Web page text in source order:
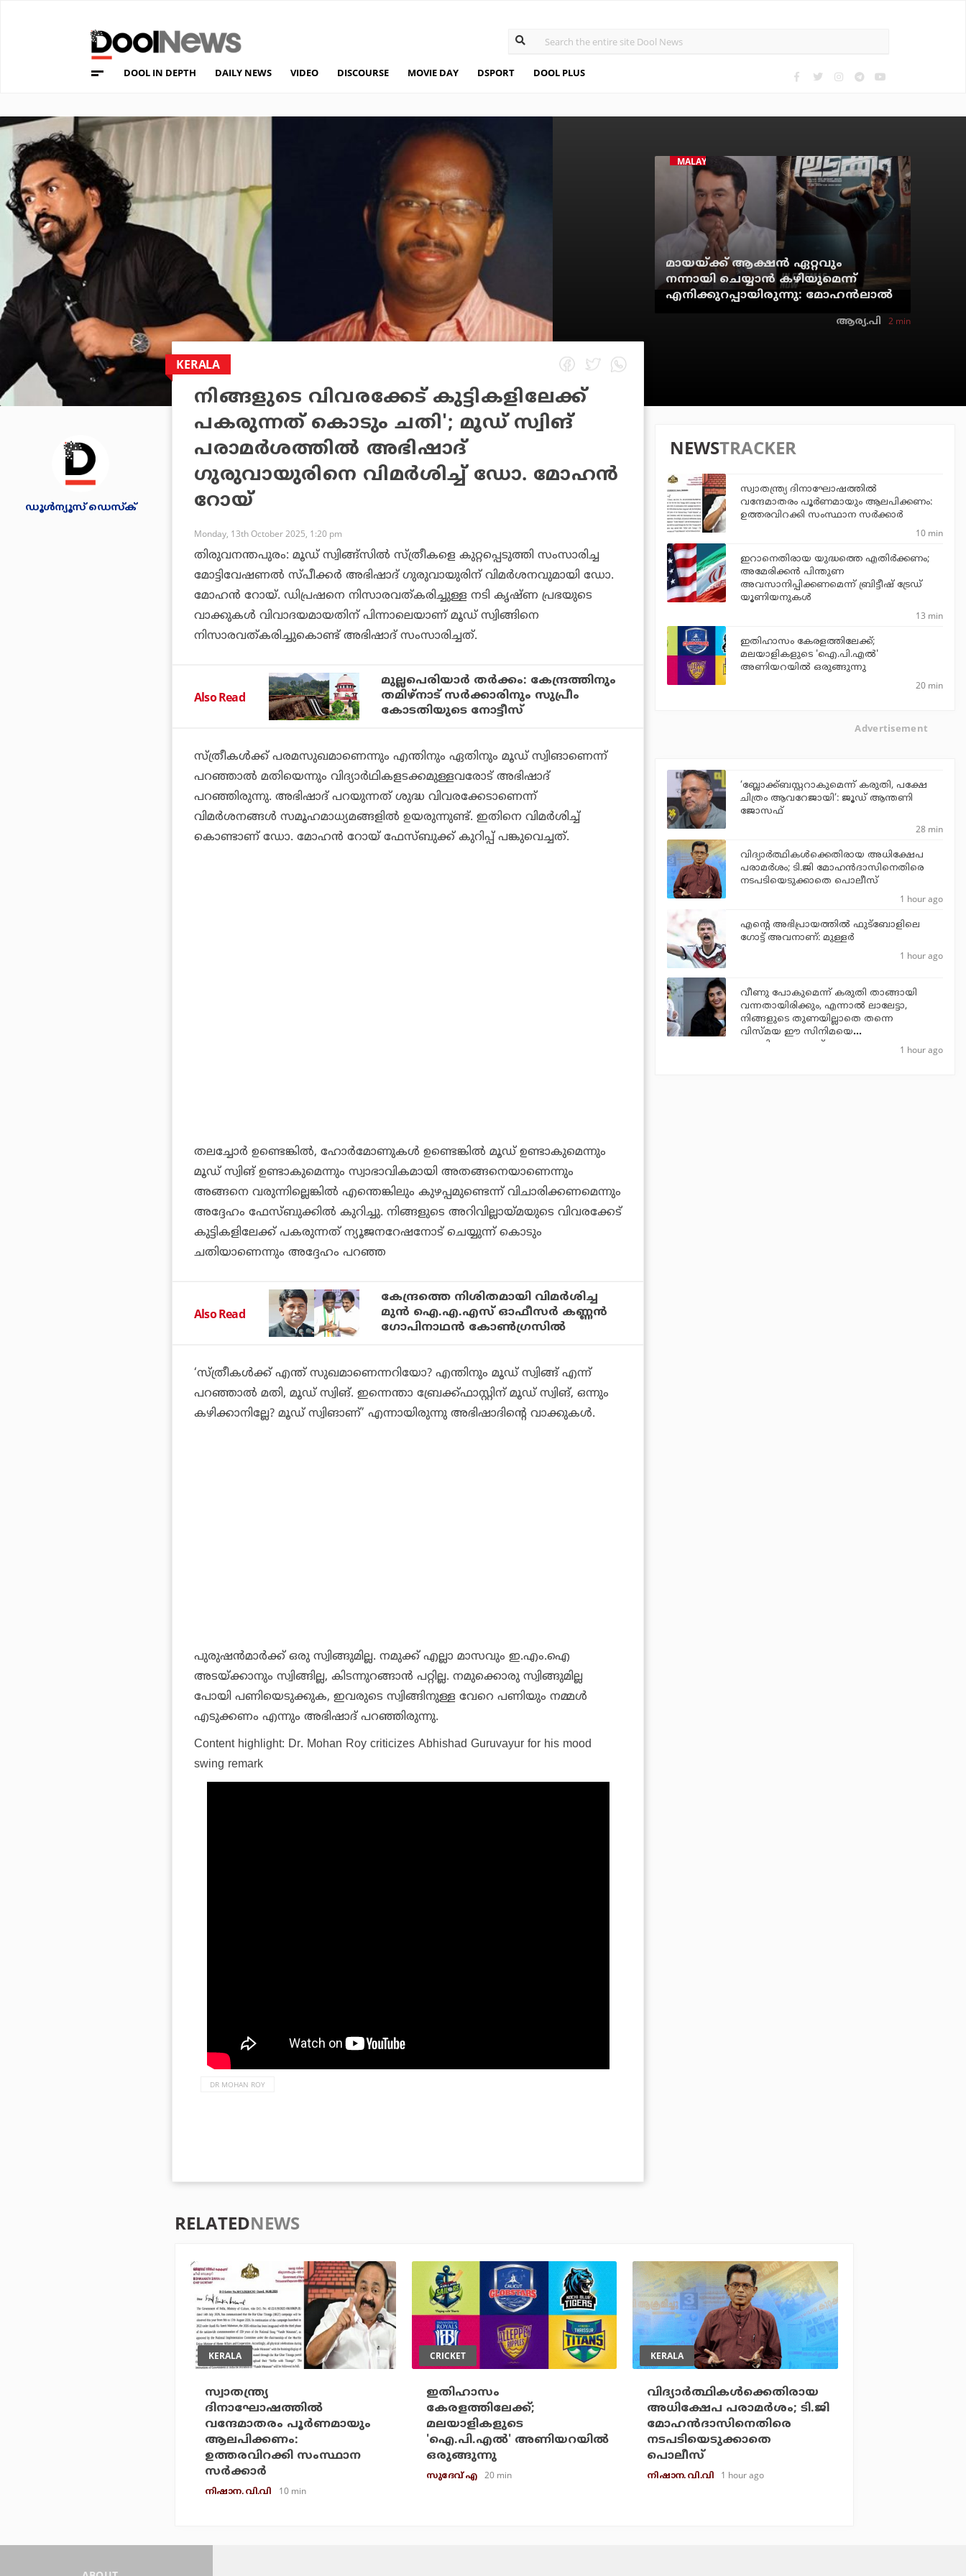
DOOL IN DEPTH DAILY NEWS VIDEO DISCOURSE MOVIE DAY DSPORT DOOL PLUS
MALAYALAM CINEMA
മായയ്ക്ക് ആക്ഷന്‍ ഏറ്റവും
നന്നായി ചെയ്യാന്‍ കഴിയുമെന്ന്
എനിക്കുറപ്പായിരുന്നു: മോഹന്‍ലാല്‍
ആര്യ.പി 2 min
ഡൂള്‍ന്യൂസ് ഡെസ്‌ക്
KERALA
നിങ്ങളുടെ വിവരക്കേട് കുട്ടികളിലേക്ക്
പകരുന്നത് കൊടും ചതി'; മൂഡ് സ്വിങ്
പരാമര്‍ശത്തില്‍ അഭിഷാദ്
ഗുരുവായുരിനെ വിമര്‍ശിച്ച് ഡോ. മോഹന്‍
റോയ്
Monday, 13th October 2025, 1:20 pm
തിരുവനന്തപുരം: മൂഡ് സ്വിങ്ങ്‌സില്‍ സ്ത്രീകളെ കുറ്റപ്പെടുത്തി സംസാരിച്ച
മോട്ടിവേഷണല്‍ സ്പീക്കര്‍ അഭിഷാദ് ഗുരുവായുരിന് വിമര്‍ശനവുമായി ഡോ.
മോഹന്‍ റോയ്. ഡിപ്രഷനെ നിസാരവത്കരിച്ചുള്ള നടി കൃഷ്ണ പ്രഭയുടെ
വാക്കുകള്‍ വിവാദയമായതിന് പിന്നാലെയാണ് മൂഡ് സ്വിങ്ങിനെ
നിസാരവത്കരിച്ചുകൊണ്ട് അഭിഷാദ് സംസാരിച്ചത്.
Also Read
മുല്ലപെരിയാര്‍ തര്‍ക്കം: കേന്ദ്രത്തിനും
തമിഴ്‌നാട് സര്‍ക്കാരിനും സുപ്രീം
കോടതിയുടെ നോട്ടീസ്
സ്ത്രീകള്‍ക്ക് പരമസുഖമാണെന്നും എന്തിനും ഏതിനും മൂഡ് സ്വിങാണെന്ന്
പറഞ്ഞാല്‍ മതിയെന്നും വിദ്യാര്‍ഥികളടക്കമുള്ളവരോട് അഭിഷാദ്
പറഞ്ഞിരുന്നു. അഭിഷാദ് പറയുന്നത് ശുദ്ധ വിവരക്കേടാണെന്ന്
വിമര്‍ശനങ്ങള്‍ സമൂഹമാധ്യമങ്ങളില്‍ ഉയരുന്നുണ്ട്. ഇതിനെ വിമര്‍ശിച്ച്
കൊണ്ടാണ് ഡോ. മോഹന്‍ റോയ് ഫേസ്ബുക്ക് കുറിപ്പ് പങ്കുവെച്ചത്.
തലച്ചോര്‍ ഉണ്ടെങ്കില്‍, ഹോര്‍മോണുകള്‍ ഉണ്ടെങ്കില്‍ മൂഡ് ഉണ്ടാകുമെന്നും
മൂഡ് സ്വിങ് ഉണ്ടാകുമെന്നും സ്വാഭാവികമായി അതങ്ങനെയാണെന്നും
അങ്ങനെ വരുന്നില്ലെങ്കില്‍ എന്തെങ്കിലും കുഴപ്പമുണ്ടെന്ന് വിചാരിക്കണമെന്നും
അദ്ദേഹം ഫേസ്ബുക്കില്‍ കുറിച്ചു. നിങ്ങളുടെ അറിവില്ലായ്മയുടെ വിവരക്കേട്
കുട്ടികളിലേക്ക് പകരുന്നത് ന്യൂജനറേഷനോട് ചെയ്യുന്ന് കൊടും
ചതിയാണെന്നും അദ്ദേഹം പറഞ്ഞ
Also Read
കേന്ദ്രത്തെ നിശിതമായി വിമര്‍ശിച്ച
മുന്‍ ഐ.എ.എസ് ഓഫീസര്‍ കണ്ണന്‍
ഗോപിനാഥന്‍ കോണ്‍ഗ്രസില്‍
‘സ്ത്രീകള്‍ക്ക് എന്ത് സുഖമാണെന്നറിയോ? എന്തിനും മൂഡ് സ്വിങ്ങ് എന്ന്
പറഞ്ഞാല്‍ മതി, മൂഡ് സ്വിങ്. ഇന്നെന്താ ബ്രേക്ക്ഫാസ്റ്റിന് മൂഡ് സ്വിങ്, ഒന്നും
കഴിക്കാനില്ലേ? മൂഡ് സ്വിങാണ്’ എന്നായിരുന്നു അഭിഷാദിന്റെ വാക്കുകള്‍.
പുരുഷന്‍മാര്‍ക്ക് ഒരു സ്വിങ്ങുമില്ല. നമുക്ക് എല്ലാ മാസവും ഇ.എം.ഐ
അടയ്ക്കാനും സ്വിങ്ങില്ല, കിടന്നുറങ്ങാന്‍ പറ്റില്ല. നമുക്കൊരു സ്വിങ്ങുമില്ല
പോയി പണിയെടുക്കുക, ഇവരുടെ സ്വിങ്ങിനുള്ള വേറെ പണിയും നമ്മള്‍
എടുക്കണം എന്നും അഭിഷാദ് പറഞ്ഞിരുന്നു.
Content highlight: Dr. Mohan Roy criticizes Abhishad Guruvayur for his mood
swing remark
DR MOHAN ROY
NEWSTRACKER
സ്വാതന്ത്ര്യ ദിനാഘോഷത്തില്‍
വന്ദേമാതരം പൂര്‍ണമായും ആലപിക്കണം:
ഉത്തരവിറക്കി സംസ്ഥാന സര്‍ക്കാര്‍
10 min
ഇറാനെതിരായ യുദ്ധത്തെ എതിര്‍ക്കണം;
അമേരിക്കന്‍ പിന്തുണ
അവസാനിപ്പിക്കണമെന്ന് ബ്രിട്ടീഷ് ട്രേഡ്
യൂണിയനുകള്‍
13 min
ഇതിഹാസം കേരളത്തിലേക്ക്;
മലയാളികളുടെ 'ഐ.പി.എല്‍'
അണിയറയില്‍ ഒരുങ്ങുന്നു
20 min
Advertisement
‘ബ്ലോക്ക്ബസ്റ്ററാകുമെന്ന് കരുതി, പക്ഷേ
ചിത്രം ആവറേജായി’: ജൂഡ് ആന്തണി
ജോസഫ്
28 min
വിദ്യാര്‍ത്ഥികള്‍ക്കെതിരായ അധിക്ഷേപ
പരാമര്‍ശം; ടി.ജി മോഹന്‍ദാസിനെതിരെ
നടപടിയെടുക്കാതെ പൊലീസ്
1 hour ago
എന്റെ അഭിപ്രായത്തില്‍ ഫുട്‌ബോളിലെ
ഗോട്ട് അവനാണ്: മുള്ളര്‍
1 hour ago
വീണു പോകുമെന്ന് കരുതി താങ്ങായി
വന്നതായിരിക്കും, എന്നാല്‍ ലാലേട്ടാ,
നിങ്ങളുടെ തുണയില്ലാതെ തന്നെ
വിസ്മയ ഈ സിനിമയെ
തോളിലേറ്റുന്നുണ്ട്
1 hour ago
RELATEDNEWS
KERALA
സ്വാതന്ത്ര്യ
ദിനാഘോഷത്തില്‍
വന്ദേമാതരം പൂര്‍ണമായും
ആലപിക്കണം:
ഉത്തരവിറക്കി സംസ്ഥാന
സര്‍ക്കാര്‍
നിഷാന. വി.വി 10 min
CRICKET
ഇതിഹാസം
കേരളത്തിലേക്ക്;
മലയാളികളുടെ
'ഐ.പി.എല്‍' അണിയറയില്‍
ഒരുങ്ങുന്നു
സുദേവ് എ 20 min
KERALA
വിദ്യാര്‍ത്ഥികള്‍ക്കെതിരായ
അധിക്ഷേപ പരാമര്‍ശം; ടി.ജി
മോഹന്‍ദാസിനെതിരെ
നടപടിയെടുക്കാതെ
പൊലീസ്
നിഷാന. വി.വി 1 hour ago